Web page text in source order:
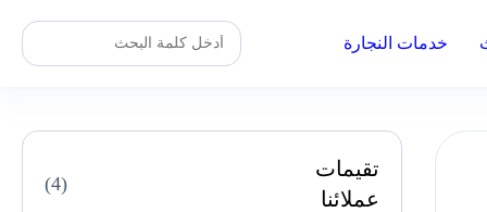
خدمات النجارة
تقيمات
عملائنا
(4)